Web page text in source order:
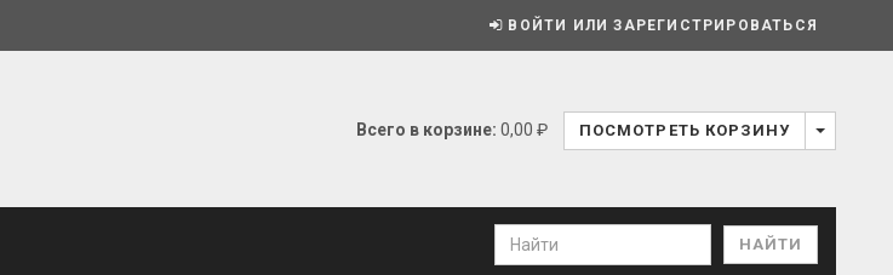
ВОЙТИ ИЛИ ЗАРЕГИСТРИРОВАТЬСЯ
Всего в корзине: 0,00 ₽ ПОСМОТРЕТЬ КОРЗИНУ